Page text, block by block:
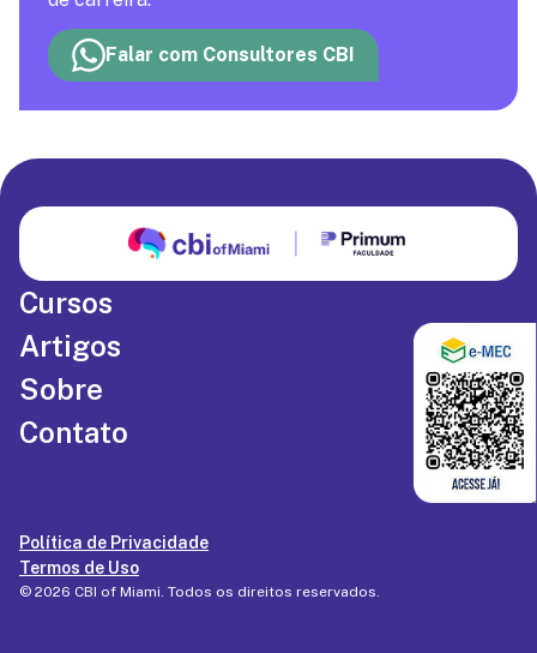
Falar com Consultores CBI
Cursos
Artigos
Sobre
Contato
Política de Privacidade
Termos de Uso
© 2026 CBI of Miami. Todos os direitos reservados.